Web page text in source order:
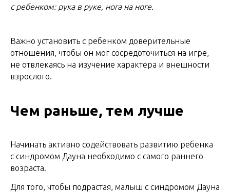
с ребенком: рука в руке, нога на ноге.
Важно установить с ребенком доверительные
отношения, чтобы он мог сосредоточиться на игре,
не отвлекаясь на изучение характера и внешности
взрослого.
Чем раньше, тем лучше
Начинать активно содействовать развитию ребенка
с синдромом Дауна необходимо с самого раннего
возраста.
Для того, чтобы подрастая, малыш с синдромом Дауна